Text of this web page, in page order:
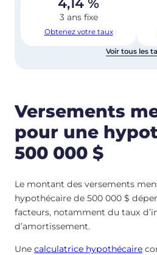
3 ans fixe
Obtenez votre taux
Voir tous les
Versements
pour une
500 000 $
Le montant des versements
hypothécaire de 500 000 $
facteurs, notamment du taux
d’amortissement.
Une calculatrice hypothécaire